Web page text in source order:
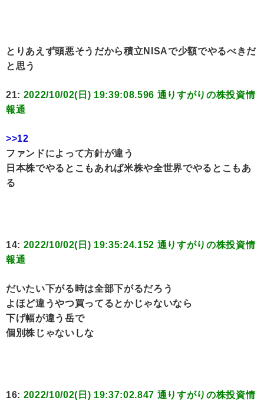
とりあえず頭悪そうだから積立NISAで少額でやるべきだ
と思う
21: 2022/10/02(日) 19:39:08.596 通りすがりの株投資情
報通
>>12
ファンドによって方針が違う
日本株でやるとこもあれば米株や全世界でやるとこもあ
る
14: 2022/10/02(日) 19:35:24.152 通りすがりの株投資情
報通
だいたい下がる時は全部下がるだろう
よほど違うやつ買ってるとかじゃないなら
下げ幅が違う岳で
個別株じゃないしな
16: 2022/10/02(日) 19:37:02.847 通りすがりの株投資情